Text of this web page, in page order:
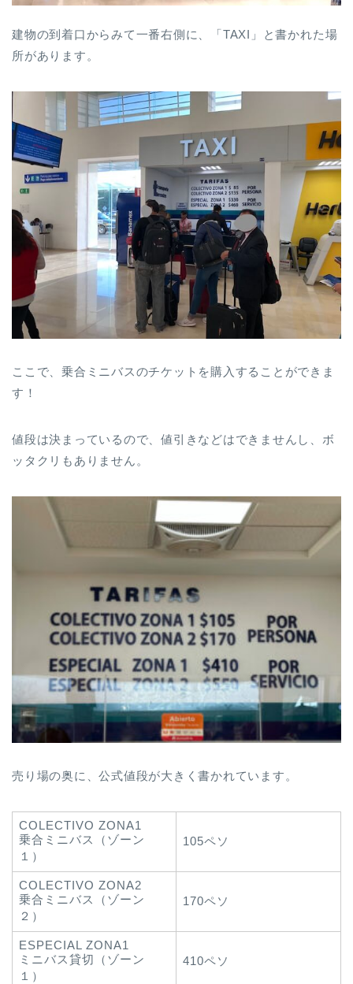
建物の到着口からみて一番右側に、「TAXI」と書かれた場
所があります。
ここで、乗合ミニバスのチケットを購入することができま
す！
値段は決まっているので、値引きなどはできませんし、ボ
ッタクリもありません。
売り場の奥に、公式値段が大きく書かれています。
COLECTIVO ZONA1
乗合ミニバス（ゾーン
１）
105ペソ
COLECTIVO ZONA2
乗合ミニバス（ゾーン
２）
170ペソ
ESPECIAL ZONA1
ミニバス貸切（ゾーン
１）
410ペソ